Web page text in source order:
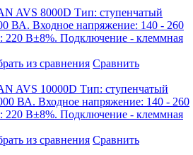
AVS 8000D Тип: ступенчатый
ВА. Входное напряжение: 140 - 260
220 В±8%. Подключение - клеммная
из сравнения Сравнить
AVS 10000D Тип: ступенчатый
ВА. Входное напряжение: 140 - 260
220 В±8%. Подключение - клеммная
из сравнения Сравнить